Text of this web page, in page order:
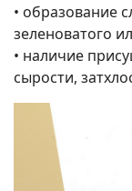
• образование
зеленоватого
• наличие
сырости,